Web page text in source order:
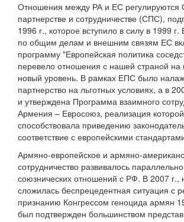
Отношения между РА и ЕС регулируются
партнерстве и сотрудничестве (СПС),
1996 г., которое вступило в силу в 1999
по общим делам и внешним связям ЕС
программу "Европейская политика
перевело отношения с нашей страной на
новый уровень. В рамках ЕПС было
партнерство на льготных условиях, а в
и утверждена Программа взаимного
Армения – Евросоюз, реализация которой
способствовала приведению
соответствие с европейскими
Армяно-европейское и армяно-
сотрудничество развивалось
союзнических отношений с РФ. В 2007
сложилась беспрецедентная ситуация с
признанию Конгрессом геноцида армян
был подтвержден большинством